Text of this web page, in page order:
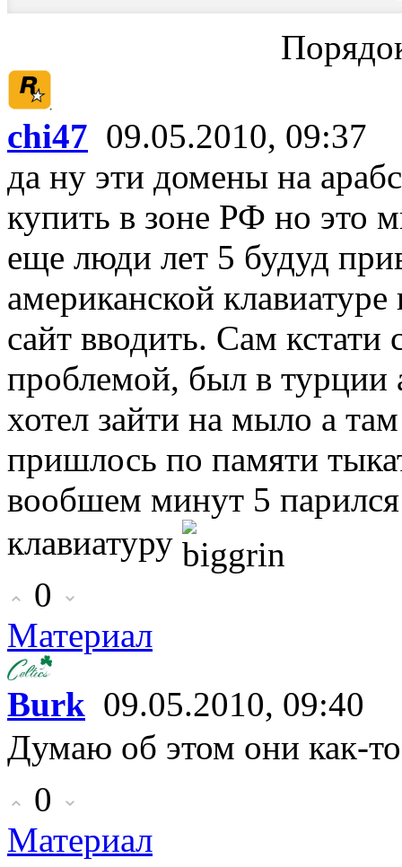
chi47 09.05.2010, 09:37
да ну эти домены на
купить в зоне РФ но это
еще люди лет 5 будуд
американской
сайт вводить. Сам кстати
проблемой, был в турции
хотел зайти на мыло а
пришлось по памяти
вообшем минут 5
клавиатуру
0
Материал
Burk 09.05.2010, 09:40
Думаю об этом они как-
0
Материал